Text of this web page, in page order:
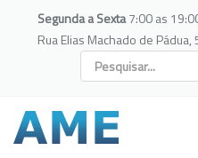
Segunda a Sexta7:00 as
Rua Elias Machado de